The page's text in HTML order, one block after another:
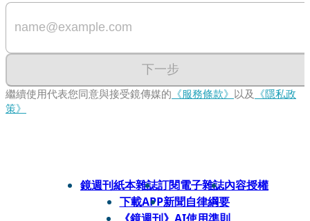
下一步
繼續使用代表您同意與接受鏡傳媒的 《服務條款》 以及 《隱私政
策》
鏡週刊紙本雜誌訂閱電子雜誌內容授權
下載APP新聞自律綱要